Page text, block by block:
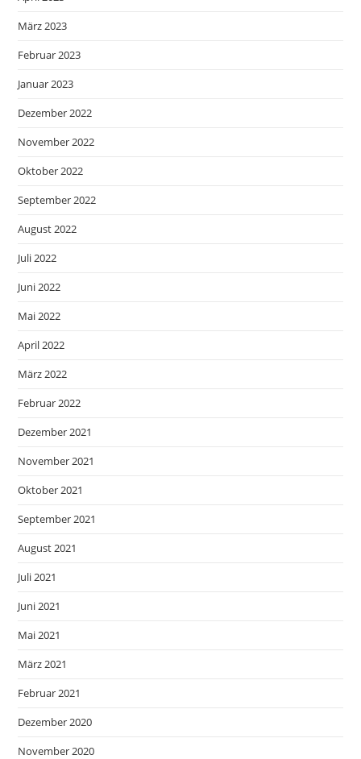
März 2023
Februar 2023
Januar 2023
Dezember 2022
November 2022
Oktober 2022
September 2022
August 2022
Juli 2022
Juni 2022
Mai 2022
April 2022
März 2022
Februar 2022
Dezember 2021
November 2021
Oktober 2021
September 2021
August 2021
Juli 2021
Juni 2021
Mai 2021
März 2021
Februar 2021
Dezember 2020
November 2020